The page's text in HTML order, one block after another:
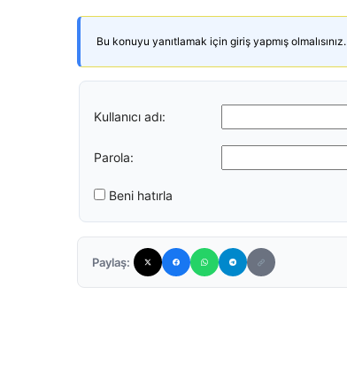
Bu konuyu yanıtlamak için giriş yapmış olmalısınız.
Kullanıcı adı:
Parola:
Beni hatırla
Paylaş: